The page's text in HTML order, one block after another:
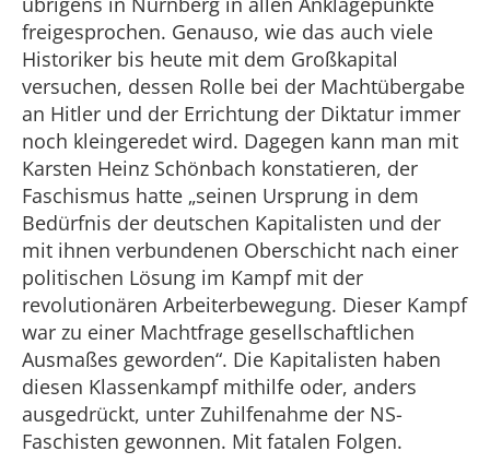
freigesprochen. Genauso, wie das auch viele
Historiker bis heute mit dem Großkapital
versuchen, dessen Rolle bei der Machtübergabe
an Hitler und der Errichtung der Diktatur immer
noch kleingeredet wird. Dagegen kann man mit
Karsten Heinz Schönbach konstatieren, der
Faschismus hatte „seinen Ursprung in dem
Bedürfnis der deutschen Kapitalisten und der
mit ihnen verbundenen Oberschicht nach einer
politischen Lösung im Kampf mit der
revolutionären Arbeiterbewegung. Dieser Kampf
war zu einer Machtfrage gesellschaftlichen
Ausmaßes geworden“. Die Kapitalisten haben
diesen Klassenkampf mithilfe oder, anders
ausgedrückt, unter Zuhilfenahme der NS-
Faschisten gewonnen. Mit fatalen Folgen.